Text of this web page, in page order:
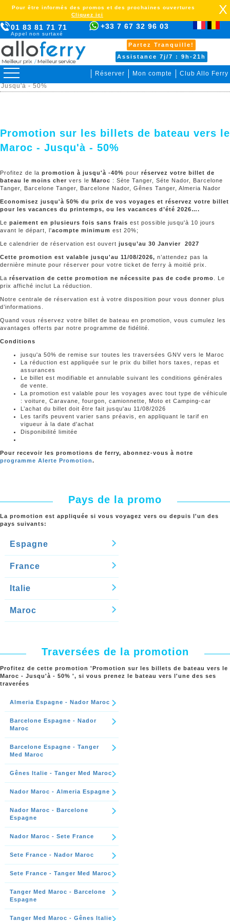
01 83 81 71 71
Appel non surtaxé
+33 7 67 32 96 03
Partez Tranquille!
Assistance 7j/7 : 9h-21h
Réserver Mon compte Club Allo Ferry
Pour être informés des promos et des prochaines ouvertures
Cliquez ici
X
> Promotions > Promotion sur les billets de bateau vers le Maroc -
Jusqu'à - 50%
Promotion sur les billets de bateau vers le
Maroc - Jusqu'à - 50%
Profitez de la promotion à jusqu'à -40% pour réservez votre billet de
bateau le moins cher vers le Maroc : Sète Tanger, Séte Nador, Barcelone
Tanger, Barcelone Tanger, Barcelone Nador, Gênes Tanger, Almeria Nador
Economisez jusqu'à 50% du prix de vos voyages et réservez votre billet
pour les vacances du printemps, ou les vacances d’été 2026….
Le paiement en plusieurs fois sans frais est possible jusqu'à 10 jours
avant le départ, l'acompte minimum est 20%;
Le calendrier de réservation est ouvert jusqu’au 30 Janvier 2027
Cette promotion est valable jusqu'au 11/08/2026, n’attendez pas la
dernière minute pour réserver pour votre ticket de ferry à moitié prix.
La réservation de cette promotion ne nécessite pas de code promo . Le
prix affiché inclut La réduction.
Notre centrale de réservation est à votre disposition pour vous donner plus
d’informations.
Quand vous réservez votre billet de bateau en promotion, vous cumulez les
avantages offerts par notre programme de fidélité.
Conditions
jusqu'a 50% de remise sur toutes les traversées GNV vers le Maroc
La réduction est appliquée sur le prix du billet hors taxes, repas et
assurances
Le billet est modifiable et annulable suivant les conditions générales
de vente.
La promotion est valable pour les voyages avec tout type de véhicule
: voiture, Caravane, fourgon, camionnette, Moto et Camping-car
L’achat du billet doit être fait jusqu'au 11/08/2026
Les tarifs peuvent varier sans préavis, en appliquant le tarif en
vigueur à la date d'achat
Disponibilité limitée
Pour recevoir les promotions de ferry, abonnez-vous à notre
programme Alerte Promotion.
Pays de la promo
La promotion est appliquée si vous voyagez vers ou depuis l'un des
pays suivants:
Espagne
France
Italie
Maroc
Traversées de la promotion
Profitez de cette promotion 'Promotion sur les billets de bateau vers le
Maroc - Jusqu'à - 50% ', si vous prenez le bateau vers l'une des ses
traverées
Almeria Espagne - Nador Maroc
Barcelone Espagne - Nador
Maroc
Barcelone Espagne - Tanger
Med Maroc
Gênes Italie - Tanger Med Maroc
Nador Maroc - Almeria Espagne
Nador Maroc - Barcelone
Espagne
Nador Maroc - Sete France
Sete France - Nador Maroc
Sete France - Tanger Med Maroc
Tanger Med Maroc - Barcelone
Espagne
Tanger Med Maroc - Gênes Italie